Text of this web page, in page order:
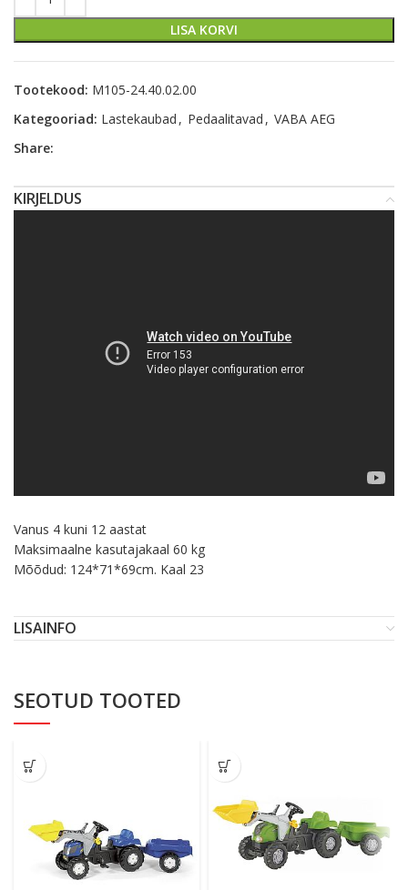
LISA KORVI
Tootekood: M105-24.40.02.00
Kategooriad: Lastekaubad , Pedaalitavad , VABA AEG
Share:
KIRJELDUS
Vanus 4 kuni 12 aastat
Maksimaalne kasutajakaal 60 kg
Mõõdud: 124*71*69cm. Kaal 23
LISAINFO
SEOTUD TOOTED